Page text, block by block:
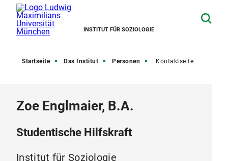
INSTITUT FÜR SOZIOLOGIE
Startseite Das Institut Personen Kontaktseite
Zoe Englmaier, B.A.
Studentische Hilfskraft
Institut für Soziologie